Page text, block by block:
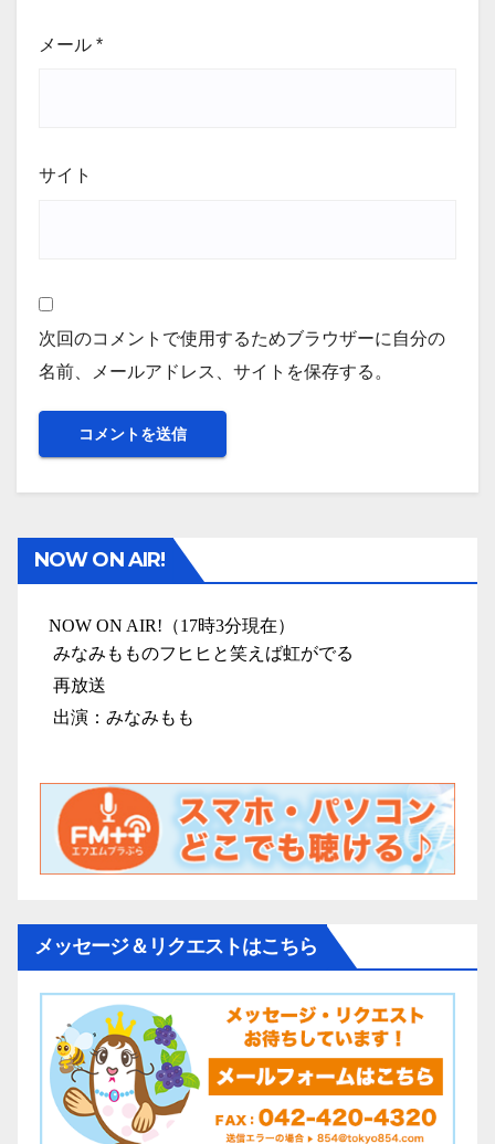
メール *
サイト
次回のコメントで使用するためブラウザーに自分の
名前、メールアドレス、サイトを保存する。
NOW ON AIR!
メッセージ＆リクエストはこちら